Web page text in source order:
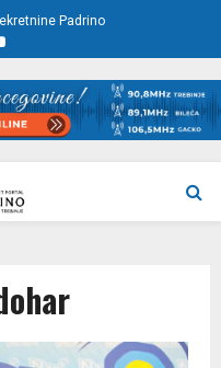
Padrino
Youtube